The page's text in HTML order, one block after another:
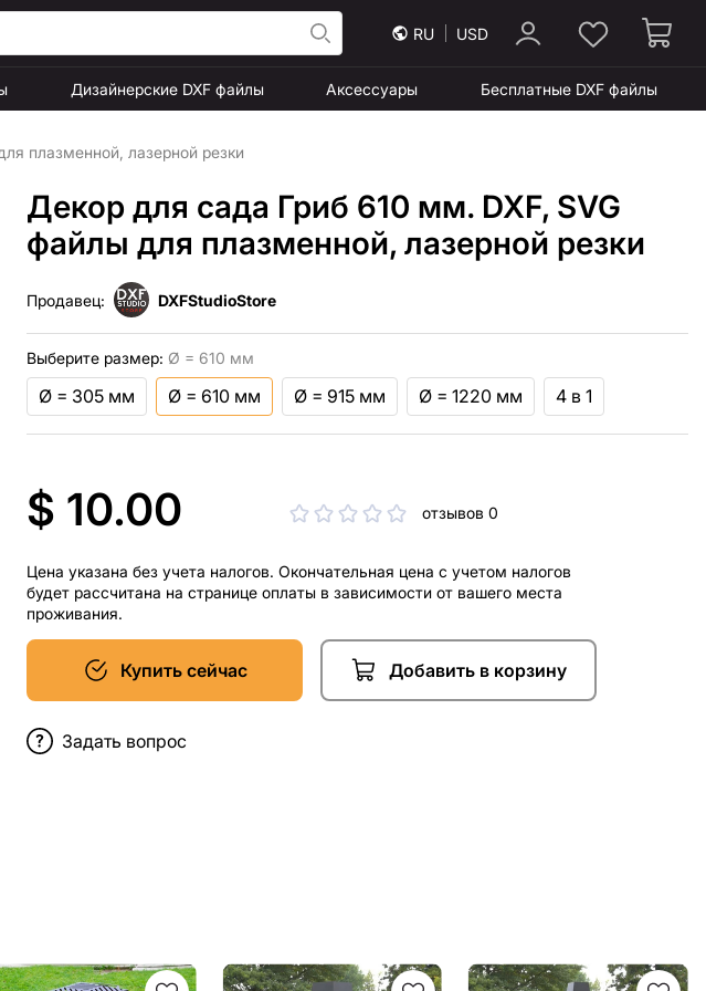
RU USD
Дизайнерские DXF файлы Аксессуары Бесплатные DXF файлы
плазменной, лазерной резки
Декор для сада Гриб 610 мм. DXF, SVG
файлы для плазменной, лазерной резки
Продавец: DXFStudioStore
Выберите размер: Ø = 610 мм
Ø = 305 мм Ø = 610 мм Ø = 915 мм Ø = 1220 мм 4 в 1
$ 10.00 отзывов 0
Цена указана без учета налогов. Окончательная цена с учетом налогов
будет рассчитана на странице оплаты в зависимости от вашего места
проживания.
Купить сейчас Добавить в корзину
Задать вопрос